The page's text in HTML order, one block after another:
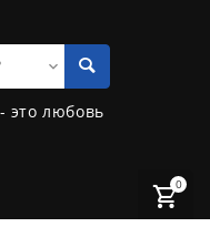
это любовь
0